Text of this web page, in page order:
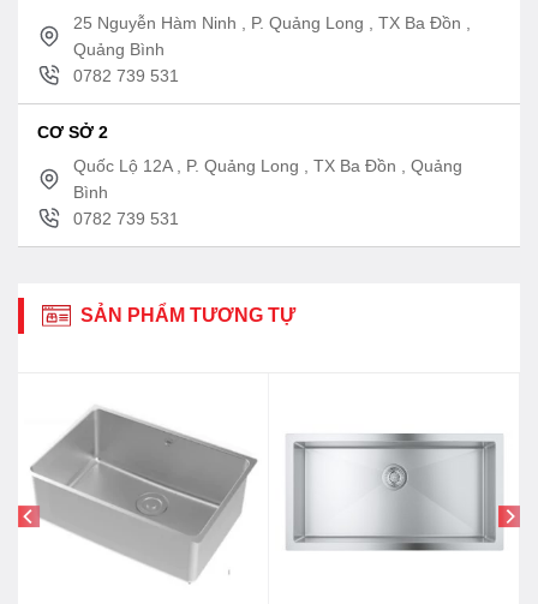
25 Nguyễn Hàm Ninh , P. Quảng Long , TX Ba Đồn ,
Quảng Bình
0782 739 531
CƠ SỞ 2
Quốc Lộ 12A , P. Quảng Long , TX Ba Đồn , Quảng
Bình
0782 739 531
SẢN PHẨM TƯƠNG TỰ